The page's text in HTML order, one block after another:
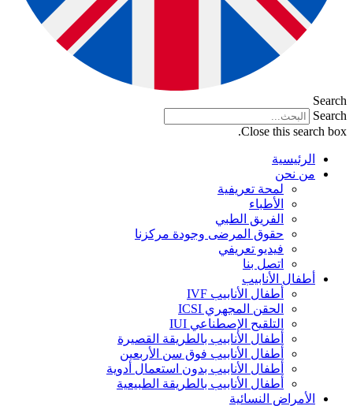
Search
Search
Close this search box.
الرئيسية
من نحن
لمحة تعريفية
الأطباء
الفريق الطبي
حقوق المرضى وجودة مركزنا
فيديو تعريفي
اتصل بنا
أطفال الأنابيب
أطفال الأنابيب IVF
الحقن المجهري ICSI
التلقيح الإصطناعي IUI
أطفال الأنابيب بالطريقة القصيرة
أطفال الأنابيب فوق سن الأربعين
أطفال الأنابيب بدون استعمال أدوية
أطفال الأنابيب بالطريقة الطبيعية
الأمراض النسائية